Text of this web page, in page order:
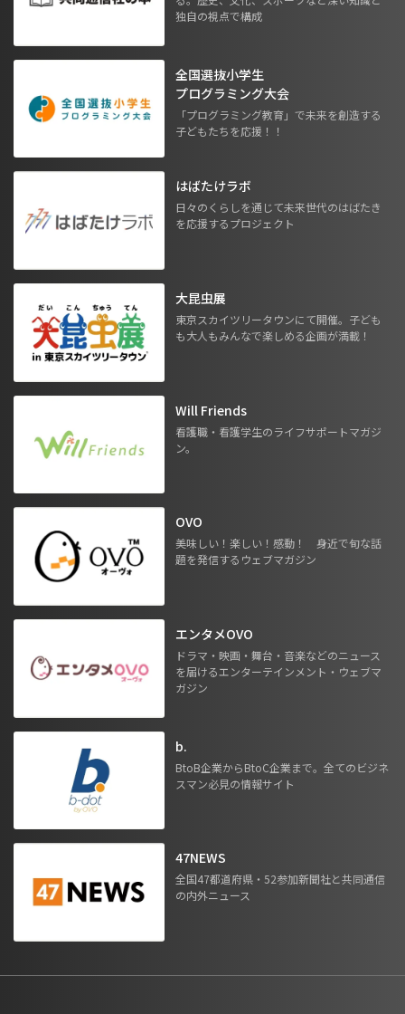
独自の視点で構成
全国選抜小学生
プログラミング大会
「プログラミング教育」で未来を創造する
子どもたちを応援！！
はばたけラボ
日々のくらしを通じて未来世代のはばたき
を応援するプロジェクト
大昆虫展
東京スカイツリータウンにて開催。子ども
も大人もみんなで楽しめる企画が満載！
Will Friends
看護職・看護学生のライフサポートマガジ
ン。
OVO
美味しい！楽しい！感動！ 身近で旬な話
題を発信するウェブマガジン
エンタメOVO
ドラマ・映画・舞台・音楽などのニュース
を届けるエンターテインメント・ウェブマ
ガジン
b.
BtoB企業からBtoC企業まで。全てのビジネ
スマン必見の情報サイト
47NEWS
全国47都道府県・52参加新聞社と共同通信
の内外ニュース